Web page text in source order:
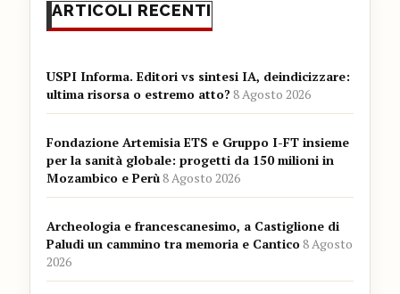
ARTICOLI RECENTI
USPI Informa. Editori vs sintesi IA, deindicizzare:
ultima risorsa o estremo atto?8 Agosto 2026
Fondazione Artemisia ETS e Gruppo I-FT insieme
per la sanità globale: progetti da 150 milioni in
Mozambico e Perù8 Agosto 2026
Archeologia e francescanesimo, a Castiglione di
Paludi un cammino tra memoria e Cantico8 Agosto
2026